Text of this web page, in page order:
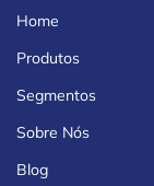
Home
Produtos
Segmentos
Sobre Nós
Blog